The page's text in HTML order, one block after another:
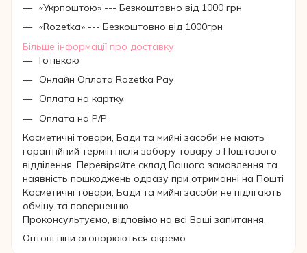
«Укрпоштою» --- Безкоштовно від 1000 грн
«Rozetka» --- Безкоштовно від 1000грн
Більше інформації про доставку
Готівкою
Онлайн Оплата Rozetka Pay
Оплата на картку
Оплата на Р/Р
Косметичні товари, Бади та мийні засоби не мають
гарантійний термін після забору товару з Поштового
відділення. Перевіряйте склад Вашого замовлення та
наявність пошкоджень одразу при отриманні на Пошті
Косметичні товари, Бади та мийні засоби не підлгають
обміну та поверненню.
Проконсультуємо, відповімо на всі Ваші запитання.
Оптові ціни оговорюються окремо